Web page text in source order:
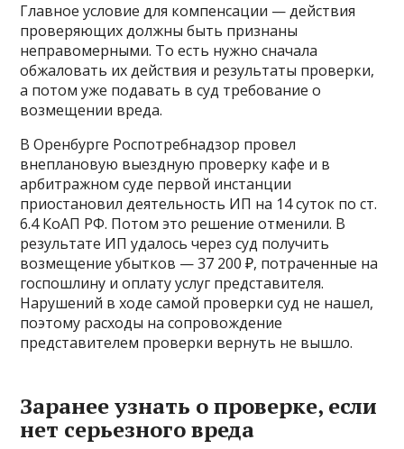
Главное условие для компенсации — действия
проверяющих должны быть признаны
неправомерными. То есть нужно сначала
обжаловать их действия и результаты проверки,
а потом уже подавать в суд требование о
возмещении вреда.
В Оренбурге Роспотребнадзор провел
внеплановую выездную проверку кафе и в
арбитражном суде первой инстанции
приостановил деятельность ИП на 14 суток по ст.
6.4 КоАП РФ. Потом это решение отменили. В
результате ИП удалось через суд получить
возмещение убытков — 37 200 ₽, потраченные на
госпошлину и оплату услуг представителя.
Нарушений в ходе самой проверки суд не нашел,
поэтому расходы на сопровождение
представителем проверки вернуть не вышло.
Заранее узнать о проверке, если
нет серьезного вреда